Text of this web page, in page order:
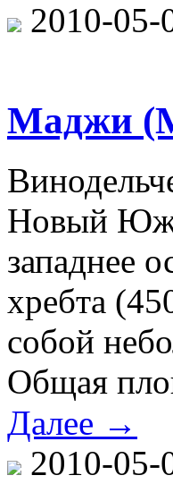
2010-05-
Маджи
Новый
западнее
хребта
собой
Общая
Далее →
2010-05-